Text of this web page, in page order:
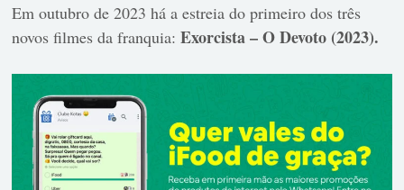
Em outubro de 2023 há a estreia do primeiro dos três
novos filmes da franquia:Exorcista – O Devoto (2023).